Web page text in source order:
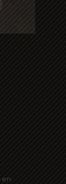
en